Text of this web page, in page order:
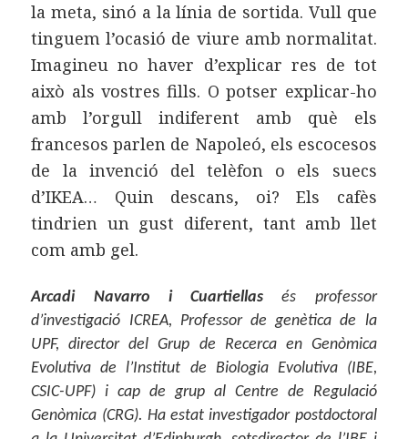
la meta, sinó a la línia de sortida. Vull que
tinguem l’ocasió de viure amb normalitat.
Imagineu no haver d’explicar res de tot
això als vostres fills. O potser explicar-ho
amb l’orgull indiferent amb què els
francesos parlen de Napoleó, els escocesos
de la invenció del telèfon o els suecs
d’IKEA… Quin descans, oi? Els cafès
tindrien un gust diferent, tant amb llet
com amb gel.
Arcadi Navarro i Cuartiellas és professor
d’investigació ICREA, Professor de genètica de la
UPF, director del Grup de Recerca en Genòmica
Evolutiva de l’Institut de Biologia Evolutiva (IBE,
CSIC-UPF) i cap de grup al Centre de Regulació
Genòmica (CRG). Ha estat investigador postdoctoral